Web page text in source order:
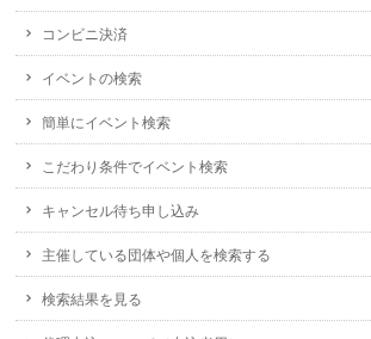
コンビニ決済
イベントの検索
簡単にイベント検索
こだわり条件でイベント検索
キャンセル待ち申し込み
主催している団体や個人を検索する
検索結果を見る